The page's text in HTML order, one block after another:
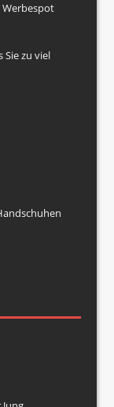
Werbespot
Sie zu viel